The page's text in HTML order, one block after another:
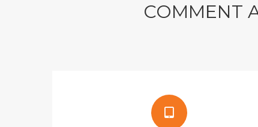
COMMENT